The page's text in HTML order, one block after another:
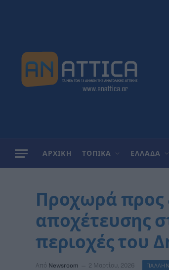
ΑΡΧΙΚΗ ΤΟΠΙΚΑ ΕΛΛΑΔΑ
Προχωρά προς
αποχέτευσης
περιοχές του
Από Newsroom 2 Μαρτίου, 2026